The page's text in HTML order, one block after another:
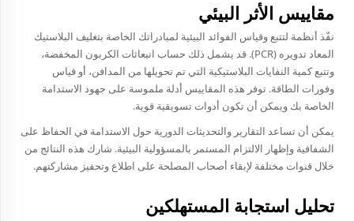
مقاييس الأثر البيئي
نفّذ أنظمة لتتبع وقياس الفوائد البيئية لمبادراتك الخاصة بتغليف البلاستيك
المعاد تدويره (PCR). قد يشمل ذلك حساب انبعاثات الكربون المخفضة،
وتتبع كمية النفايات البلاستيكية التي تم تحويلها من المدافن، أو قياس
وفورات الطاقة. توفر هذه المقاييس أدلة ملموسة على جهود الاستدامة
الخاصة بك ويمكن أن تكون أدوات تسويقية قوية.
يمكن أن تساعد التقارير والتحديثات الدورية حول الاستدامة في الحفاظ على
الشفافية وإظهار الالتزام المستمر بالمسؤولية البيئية. شارك هذه النتائج من
خلال قنوات مختلفة لإبقاء أصحاب المصلحة على اطلاع وتحفيز مشاركتهم.
تحليل استجابة المستهلكين